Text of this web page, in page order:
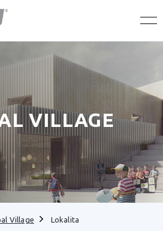
VILLAGE
Village Lokalita